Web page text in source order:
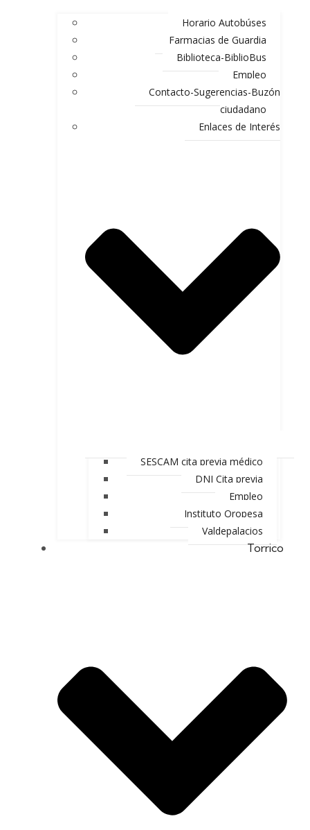
Horario Autobúses
Farmacias de Guardia
Biblioteca-BiblioBus
Empleo
Contacto-Sugerencias-Buzón
ciudadano
Enlaces de Interés
SESCAM cita previa médico
DNI Cita previa
Empleo
Instituto Oropesa
Valdepalacios
Torrico